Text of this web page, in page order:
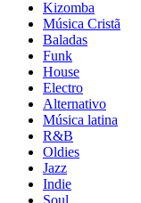
Kizomba
Música Cristã
Baladas
Funk
House
Electro
Alternativo
Música latina
R&B
Oldies
Jazz
Indie